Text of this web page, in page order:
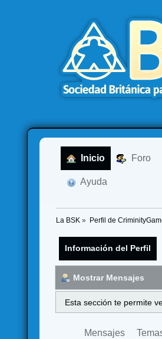
Inicio Foro
Ayuda
La BSK » Perfil de
Información del Perfil
Mostrar Mensajes
Esta sección te permite
Mensajes